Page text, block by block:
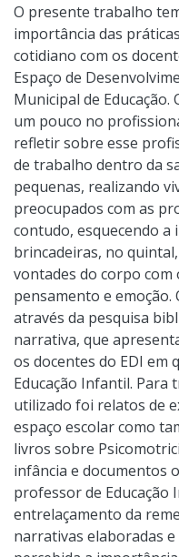
O presente trabalho
importância das
cotidiano com os
Espaço de
Municipal de
um pouco no
refletir sobre esse
de trabalho dentro da
pequenas, realizando
preocupados com as
contudo, esquecendo
brincadeiras, no
vontades do corpo com
pensamento e
através da pesquisa
narrativa, que
os docentes do EDI em
Educação Infantil. Para
utilizado foi relatos de
espaço escolar como
livros sobre
infância e documentos
professor de Educação
entrelaçamento da
narrativas elaboradas